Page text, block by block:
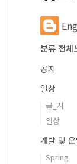
분류 전체
공지
일상
글_시
일상
개발 및
Spring